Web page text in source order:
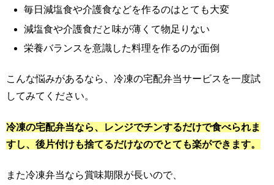
毎日減塩食や介護食などを作るのはとても大変
減塩食や介護食だと味が薄くて物足りない
栄養バランスを意識した料理を作るのが面倒
こんな悩みがあるなら、冷凍の宅配弁当サービスを一度試
してみてください。
冷凍の宅配弁当なら、レンジでチンするだけで食べられま
すし、後片付けも捨てるだけなのでとても楽ができます。
また冷凍弁当なら賞味期限が長いので、